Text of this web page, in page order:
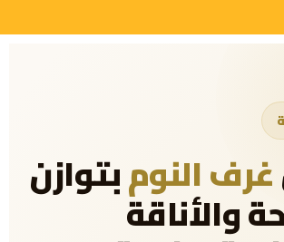
غرف النومبتوازن
والأناقة